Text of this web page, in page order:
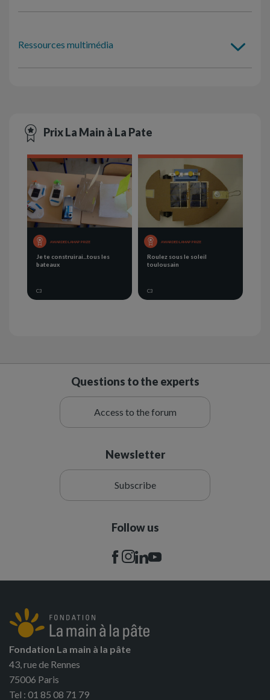
Ressources multimédia
Prix La Main à La Pate
AWARDED LAMAP PRIZE
Je te construirai...tous les
bateaux
C3
AWARDED LAMAP PRIZE
Roulez sous le soleil
toulousain
C3
Questions to the experts
Access to the forum
Newsletter
Subscribe
Follow us
Fondation La main à la pâte
43, rue de Rennes
75006 Paris
Tel : 01 85 08 71 79